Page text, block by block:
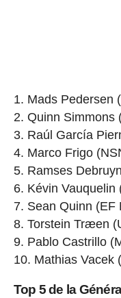
1. Mads Pedersen
2. Quinn Simmons
3. Raúl García
4. Marco Frigo
5. Ramses
6. Kévin Vauquelin
7. Sean Quinn (EF
8. Torstein Træen
9. Pablo Castrillo
10. Mathias Vacek
Top 5 de la